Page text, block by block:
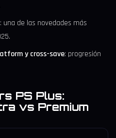
: una de las novedades más
y cross-save: progresión
PS Plus:
vs Premium